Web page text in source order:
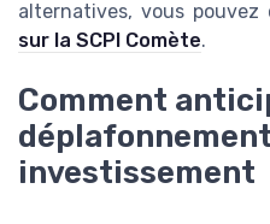
alternatives, vous pouvez
sur la SCPI Comète.
Comment
investissement